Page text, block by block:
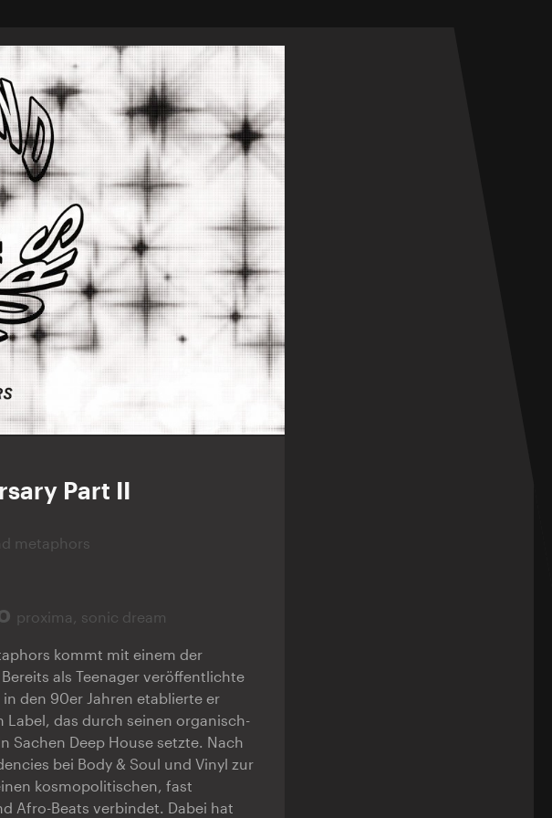
Part II
metaphors
proxima, sonic dream
kommt mit einem der
als Teenager veröffentlichte
den 90er Jahren etablierte er
Label, das durch seinen organisch-
Sachen Deep House setzte. Nach
bei Body & Soul und Vinyl zur
kosmopolitischen, fast
Afro-Beats verbindet. Dabei hat